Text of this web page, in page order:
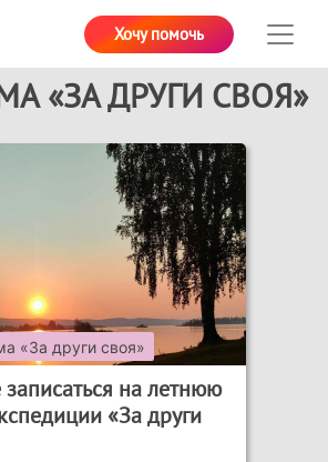
Хочу помочь
«ЗА ДРУГИ СВОЯ»
«За други своя»
записаться на летнюю
«За други